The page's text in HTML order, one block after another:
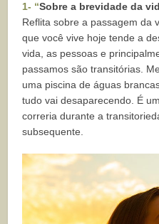
1- “Sobre a brevidade da
Reflita sobre a passagem da
que você vive hoje tende a
vida, as pessoas e
passamos são transitórias.
uma piscina de águas
tudo vai desaparecendo. É
correria durante a
subsequente.